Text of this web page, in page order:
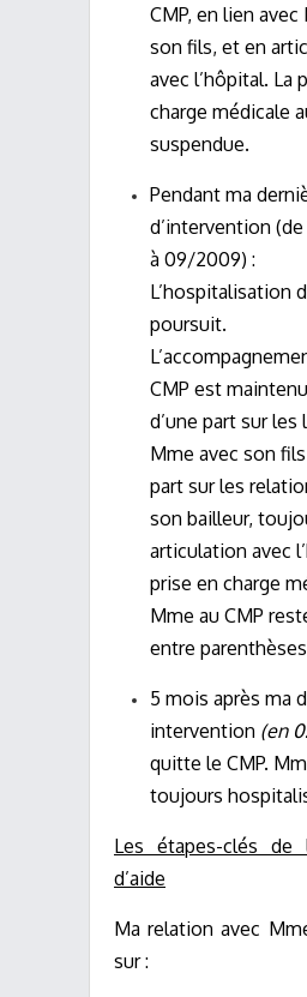
CMP, en lien
son fils, et en
avec l’hôpital. La
charge médicale
suspendue.
Pendant ma
d’intervention (de
à 09/2009) :
L’hospitalisation
poursuit.
CMP est
d’une part sur les
Mme avec son
part sur les
son bailleur,
articulation avec
prise en charge
Mme au CMP
entre
5 mois après ma
intervention (en
quitte le CMP.
toujours
Les étapes-clés de
d’aide
Ma relation avec
sur :